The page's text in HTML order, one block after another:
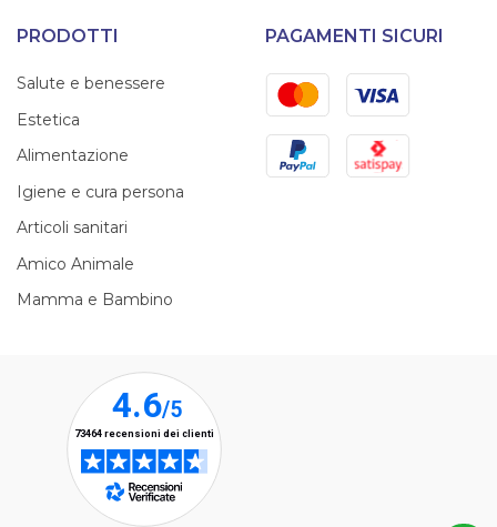
PRODOTTI
Salute e benessere
Estetica
Alimentazione
Igiene e cura persona
Articoli sanitari
Amico Animale
Mamma e Bambino
PAGAMENTI SICURI
MastercardVisa
PayPal Satispay